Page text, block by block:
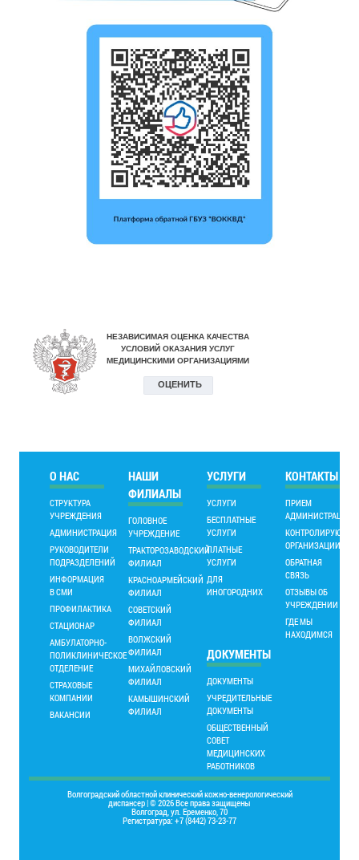
О НАС
СТРУКТУРА
УЧРЕЖДЕНИЯ
АДМИНИСТРАЦИЯ
РУКОВОДИТЕЛИ
ПОДРАЗДЕЛЕНИЙ
ИНФОРМАЦИЯ
В СМИ
ПРОФИЛАКТИКА
СТАЦИОНАР
АМБУЛАТОРНО-
ПОЛИКЛИНИЧЕСКОЕ
ОТДЕЛЕНИЕ
СТРАХОВЫЕ
КОМПАНИИ
ВАКАНСИИ
НАШИ
ФИЛИАЛЫ
ГОЛОВНОЕ
УЧРЕЖДЕНИЕ
ТРАКТОРОЗАВОДСКИЙ
ФИЛИАЛ
КРАСНОАРМЕЙСКИЙ
ФИЛИАЛ
СОВЕТСКИЙ
ФИЛИАЛ
ВОЛЖСКИЙ
ФИЛИАЛ
МИХАЙЛОВСКИЙ
ФИЛИАЛ
КАМЫШИНСКИЙ
ФИЛИАЛ
УСЛУГИ
УСЛУГИ
БЕСПЛАТНЫЕ
УСЛУГИ
ПЛАТНЫЕ
УСЛУГИ
ДЛЯ
ИНОГОРОДНИХ
КОНТАКТЫ
ПРИЕМ
АДМИНИСТРАЦИИ
КОНТРОЛИРУЮЩИЕ
ОРГАНИЗАЦИИ
ОБРАТНАЯ
СВЯЗЬ
ОТЗЫВЫ ОБ
УЧРЕЖДЕНИИ
ГДЕ МЫ
НАХОДИМСЯ
ДОКУМЕНТЫ
ДОКУМЕНТЫ
УЧРЕДИТЕЛЬНЫЕ
ДОКУМЕНТЫ
ОБЩЕСТВЕННЫЙ
СОВЕТ
МЕДИЦИНСКИХ
РАБОТНИКОВ
Волгоградский областной клинический кожно-венерологический
диспансер | © 2026 Все права защищены
Волгоград, ул. Еременко, 70
Регистратура: +7 (8442) 73-23-77